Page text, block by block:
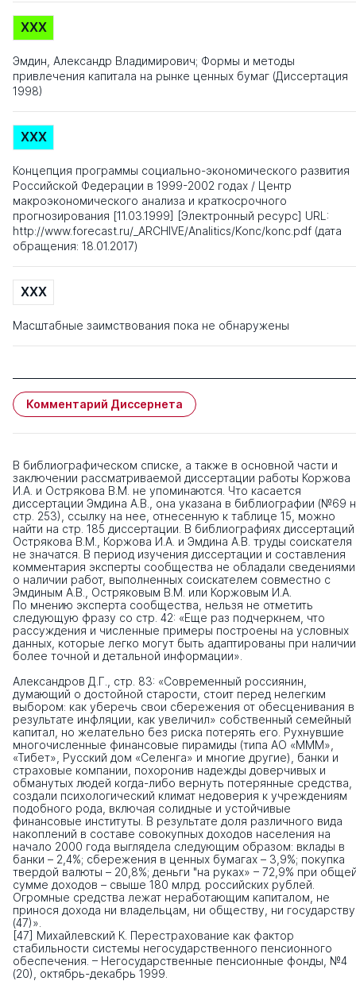
XXX
Эмдин, Александр Владимирович; Формы и методы
привлечения капитала на рынке ценных бумаг (Диссертация
1998)
XXX
Концепция программы социально-экономического развития
Российской Федерации в 1999-2002 годах / Центр
макроэкономического анализа и краткосрочного
прогнозирования [11.03.1999] [Электронный ресурс] URL:
http://www.forecast.ru/_ARCHIVE/Analitics/Konc/konc.pdf (дата
обращения: 18.01.2017)
XXX
Масштабные заимствования пока не обнаружены
Комментарий Диссернета
В библиографическом списке, а также в основной части и
заключении рассматриваемой диссертации работы Коржова
И.А. и Острякова В.М. не упоминаются. Что касается
диссертации Эмдина А.В., она указана в библиографии (№69
стр. 253), ссылку на нее, отнесенную к таблице 15, можно
найти на стр. 185 диссертации. В библиографиях диссертаций
Острякова В.М., Коржова И.А. и Эмдина А.В. труды соискателя
не значатся. В период изучения диссертации и составления
комментария эксперты сообщества не обладали сведениями
о наличии работ, выполненных соискателем совместно с
Эмдиным А.В., Остряковым В.М. или Коржовым И.А.
По мнению эксперта сообщества, нельзя не отметить
следующую фразу со стр. 42: «Еще раз подчеркнем, что
рассуждения и численные примеры построены на условных
данных, которые легко могут быть адаптированы при наличии
более точной и детальной информации».
Александров Д.Г., стр. 83: «Современный россиянин,
думающий о достойной старости, стоит перед нелегким
выбором: как уберечь свои сбережения от обесценивания в
результате инфляции, как увеличил» собственный семейный
капитал, но желательно без риска потерять его. Рухнувшие
многочисленные финансовые пирамиды (типа АО «МММ»,
«Тибет», Русский дом «Селенга» и многие другие), банки и
страховые компании, похоронив надежды доверчивых и
обманутых людей когда-либо вернуть потерянные средства,
создали психологический климат недоверия к учреждениям
подобного рода, включая солидные и устойчивые
финансовые институты. В результате доля различного вида
накоплений в составе совокупных доходов населения на
начало 2000 года выглядела следующим образом: вклады в
банки – 2,4%; сбережения в ценных бумагах – 3,9%; покупка
твердой валюты – 20,8%; деньги "на руках» – 72,9% при
сумме доходов – свыше 180 млрд. российских рублей.
Огромные средства лежат неработающим капиталом, не
принося дохода ни владельцам, ни обществу, ни государству
(47)».
[47] Михайлевский К. Перестрахование как фактор
стабильности системы негосударственного пенсионного
обеспечения. – Негосударственные пенсионные фонды, №4
(20), октябрь-декабрь 1999.